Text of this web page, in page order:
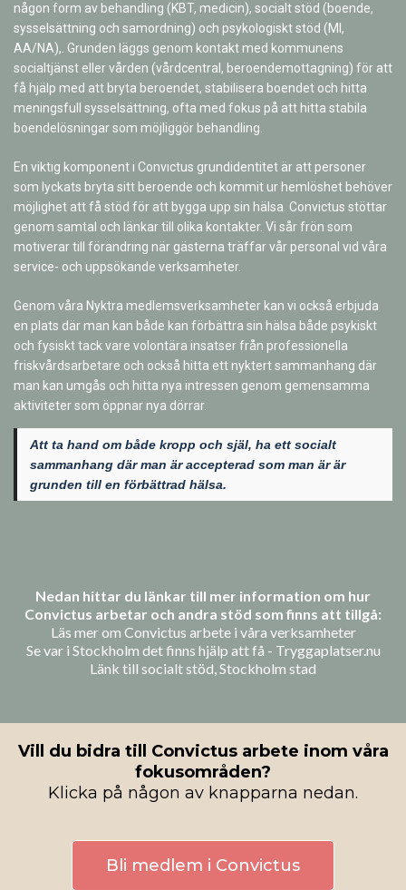
någon form av behandling (KBT, medicin), socialt stöd (boende,
sysselsättning och samordning) och psykologiskt stöd (MI,
AA/NA),. Grunden läggs genom kontakt med kommunens
socialtjänst eller vården (vårdcentral, beroendemottagning) för att
få hjälp med att bryta beroendet, stabilisera boendet och hitta
meningsfull sysselsättning, ofta med fokus på att hitta stabila
boendelösningar som möjliggör behandling.
En viktig komponent i Convictus grundidentitet är att personer
som lyckats bryta sitt beroende och kommit ur hemlöshet behöver
möjlighet att få stöd för att bygga upp sin hälsa. Convictus stöttar
genom samtal och länkar till olika kontakter. Vi sår frön som
motiverar till förändring när gästerna träffar vår personal vid våra
service- och uppsökande verksamheter.
Genom våra Nyktra medlemsverksamheter kan vi också erbjuda
en plats där man kan både kan förbättra sin hälsa både psykiskt
och fysiskt tack vare volontära insatser från professionella
friskvårdsarbetare och också hitta ett nyktert sammanhang där
man kan umgås och hitta nya intressen genom gemensamma
aktiviteter som öppnar nya dörrar.
Att ta hand om både kropp och själ, ha ett socialt
sammanhang där man är accepterad som man är är
grunden till en förbättrad hälsa.
Nedan hittar du länkar till mer information om hur
Convictus arbetar och andra stöd som finns att tillgå:
Läs mer om Convictus arbete i våra verksamheter
Se var i Stockholm det finns hjälp att få - Tryggaplatser.nu
Länk till socialt stöd, Stockholm stad
Vill du bidra till Convictus arbete inom våra
fokusområden?
Klicka på någon av knapparna nedan.
Bli medlem i Convictus